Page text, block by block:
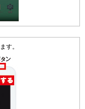
す。